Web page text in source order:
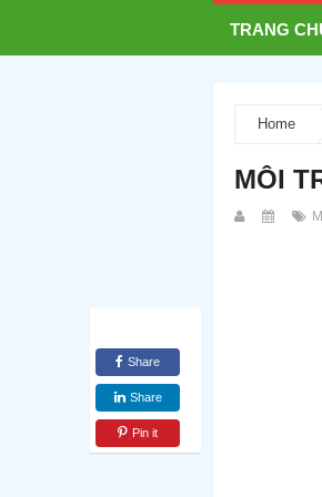
TRANG
Home
MÔI
Share
Share
Pin it